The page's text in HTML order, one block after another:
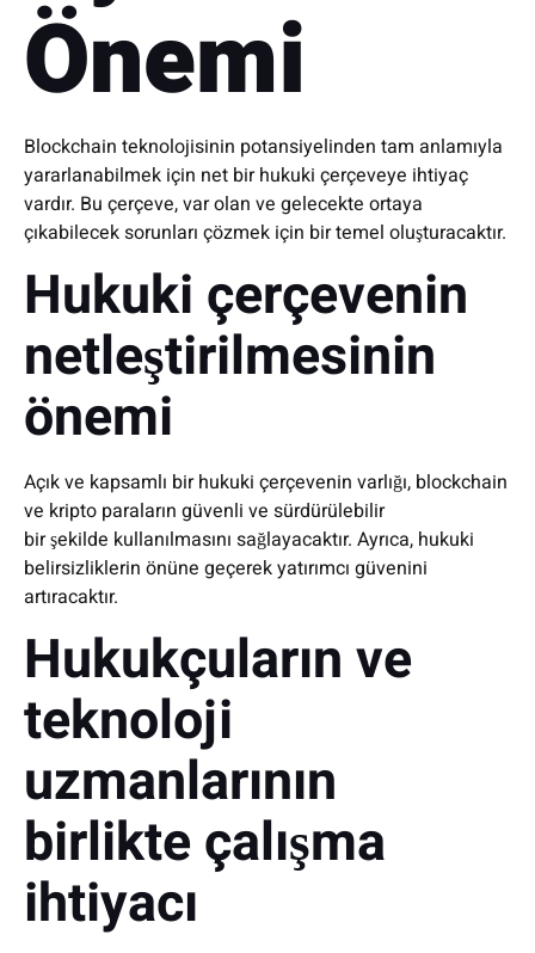
Önemi
Blockchain teknolojisinin potansiyelinden tam anlamıyla
yararlanabilmek için net bir hukuki çerçeveye ihtiyaç
vardır. Bu çerçeve, var olan ve gelecekte ortaya
çıkabilecek sorunları çözmek için bir temel oluşturacaktır.
Hukuki çerçevenin
netleştirilmesinin
önemi
Açık ve kapsamlı bir hukuki çerçevenin varlığı, blockchain
ve kripto paraların güvenli ve sürdürülebilir
bir şekilde kullanılmasını sağlayacaktır. Ayrıca, hukuki
belirsizliklerin önüne geçerek yatırımcı güvenini
artıracaktır.
Hukukçuların ve
teknoloji
uzmanlarının
birlikte çalışma
ihtiyacı